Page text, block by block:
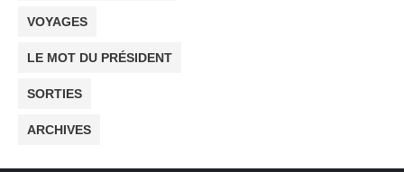
VOYAGES
LE MOT DU PRÉSIDENT
SORTIES
ARCHIVES